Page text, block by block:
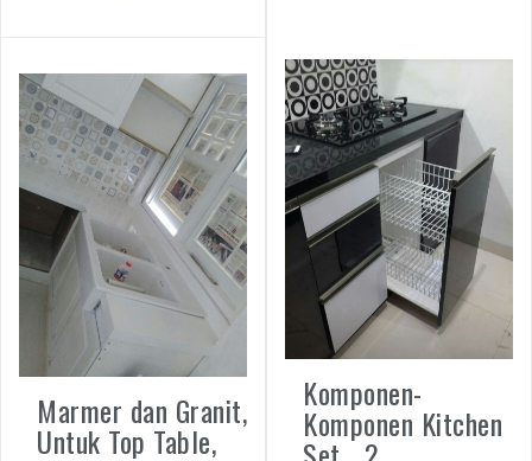
Komponen-
Komponen Kitchen
Marmer dan Granit,
Untuk Top Table,